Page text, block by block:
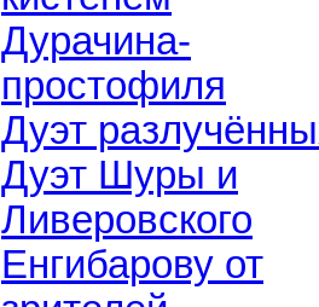
Дурачина-
простофиля
Дуэт
Дуэт Шуры и
Ливеровского
Енгибарову от